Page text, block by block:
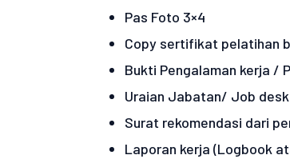
Pas Foto 3×4
Copy sertifikat pelatihan
Bukti Pengalaman kerja /
Uraian Jabatan/ Job desk
Surat rekomendasi dari
Laporan kerja (Logbook